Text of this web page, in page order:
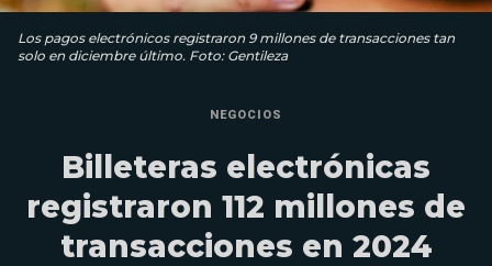
Los pagos electrónicos registraron 9 millones de transacciones tan
solo en diciembre último. Foto: Gentileza
NEGOCIOS
Billeteras electrónicas
registraron 112 millones de
transacciones en 2024